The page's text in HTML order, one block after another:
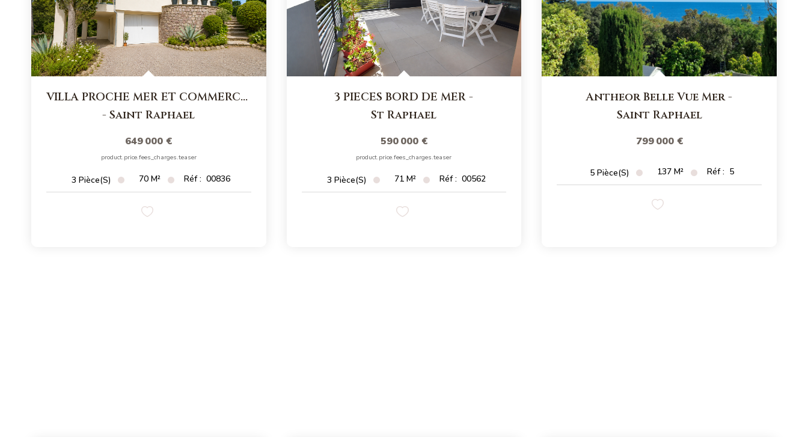
VILLA PROCHE MER ET COMMERCES
-Saint Raphael
649 000 €
product.price.fees_charges.teaser
3Pièce(s) 70M² Réf : 00836
3 PIECES BORD DE MER -
St Raphael
590 000 €
product.price.fees_charges.teaser
3 Pièce(s) 71 M² Réf : 00562
Antheor Belle Vue Mer -
Saint Raphael
799 000 €
5 Pièce(s) 137 M² Réf : 5